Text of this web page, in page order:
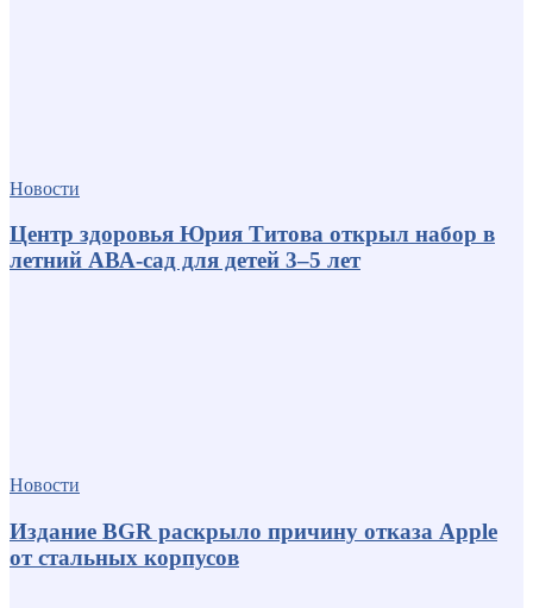
Новости
Центр здоровья Юрия Титова открыл набор в
летний АВА-сад для детей 3–5 лет
Новости
Издание BGR раскрыло причину отказа Apple
от стальных корпусов